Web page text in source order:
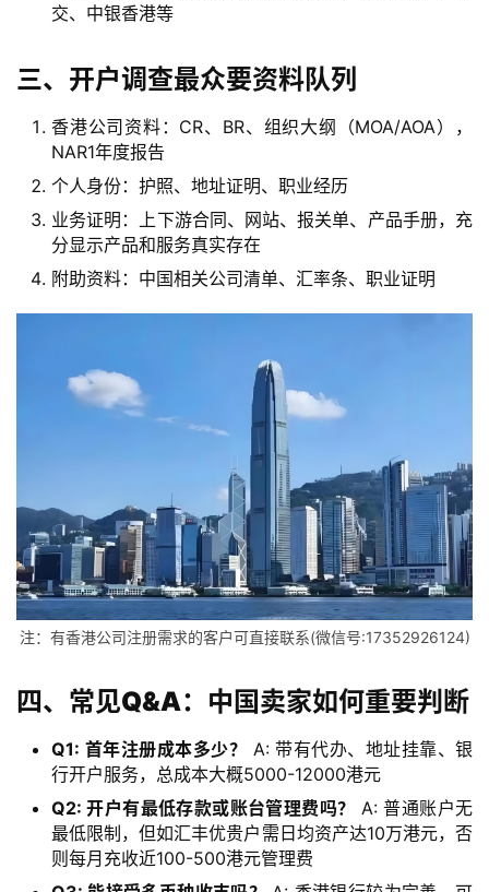
海
外
公
海
外
交、中银香港等
三、开户调查最众要资料队列
香港公司资料：CR、BR、组织大纲（MOA/AOA），
NAR1年度报告
个人身份：护照、地址证明、职业经历
业务证明：上下游合同、网站、报关单、产品手册，充
分显示产品和服务真实存在
附助资料：中国相关公司清单、汇率条、职业证明
注：有香港公司注册需求的客户可直接联系(微信号:17352926124)
四、常见Q&A：中国卖家如何重要判断
Q1: 首年注册成本多少？
A: 带有代办、地址挂靠、银
行开户服务，总成本大概5000-12000港元
Q2: 开户有最低存款或账台管理费吗？
A: 普通账户无
最低限制，但如汇丰优贵户需日均资产达10万港元，否
则每月充收近100-500港元管理费